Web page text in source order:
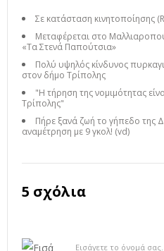
Σε κατάσταση κινητοποίησης
Μεταφέρεται στο
«Τα Στενά Παπούτσια»
Πολύ υψηλός κίνδυνος
στον δήμο Τρίπολης
"Η τήρηση της νομιμότητας
Τρίπολης"
Πήρε ξανά ζωή το γήπεδο της
αναμέτρηση με 9 γκολ! (vd)
5 σχόλια
Εισάγετε το όνομά